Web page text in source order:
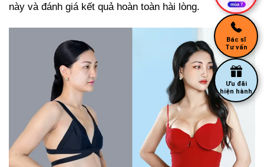
này và đánh giá kết quả hoàn toàn hài lòng.
Bác sĩ
Tư vấn
Ưu đãi
hiện hành